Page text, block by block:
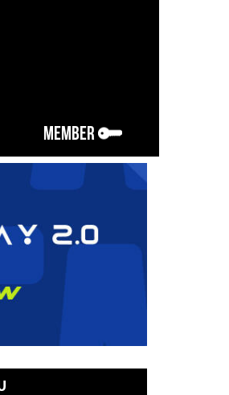
MEMBER